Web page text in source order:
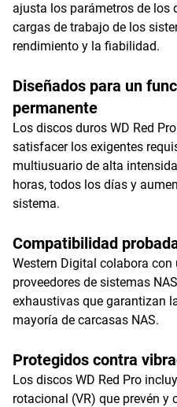
ajusta los parámetros de los
cargas de trabajo de los
rendimiento y la fiabilidad.
Diseñados para un
permanente
Los discos duros WD Red
satisfacer los exigentes
multiusuario de alta
horas, todos los días y
sistema.
Compatibilidad
Western Digital colabora
proveedores de sistemas
exhaustivas que garantizan
mayoría de carcasas NAS.
Protegidos contra
Los discos WD Red Pro
rotacional (VR) que prevén